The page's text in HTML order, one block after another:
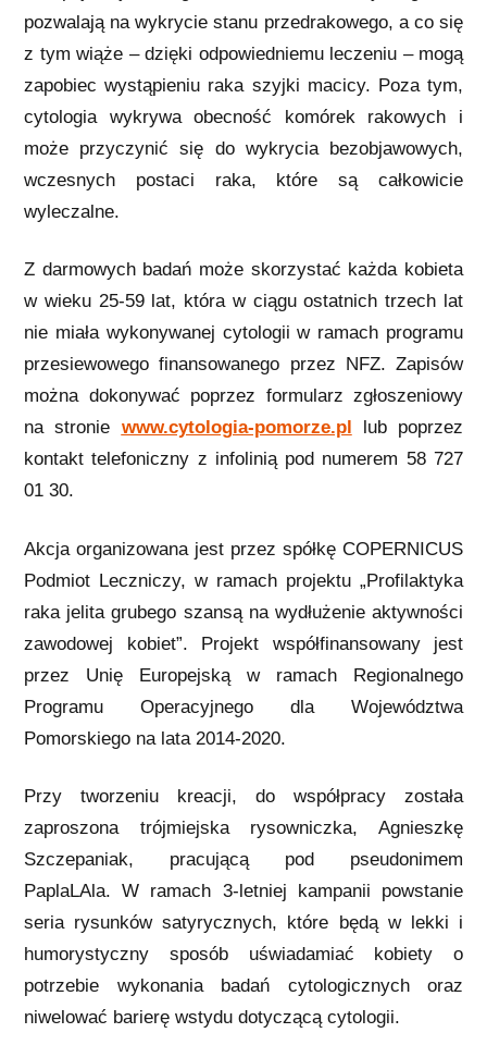
pozwalają na wykrycie stanu przedrakowego, a co się
z tym wiąże – dzięki odpowiedniemu leczeniu – mogą
zapobiec wystąpieniu raka szyjki macicy. Poza tym,
cytologia wykrywa obecność komórek rakowych i
może przyczynić się do wykrycia bezobjawowych,
wczesnych postaci raka, które są całkowicie
wyleczalne.
Z darmowych badań może skorzystać każda kobieta
w wieku 25-59 lat, która w ciągu ostatnich trzech lat
nie miała wykonywanej cytologii w ramach programu
przesiewowego finansowanego przez NFZ. Zapisów
można dokonywać poprzez formularz zgłoszeniowy
na stronie www.cytologia-pomorze.pl
lub poprzez
kontakt telefoniczny z infolinią pod numerem 58 727
01 30.
Akcja organizowana jest przez spółkę COPERNICUS
Podmiot Leczniczy, w ramach projektu „Profilaktyka
raka jelita grubego szansą na wydłużenie aktywności
zawodowej kobiet”. Projekt współfinansowany jest
przez Unię Europejską w ramach Regionalnego
Programu Operacyjnego dla Województwa
Pomorskiego na lata 2014-2020.
Przy tworzeniu kreacji, do współpracy została
zaproszona trójmiejska rysowniczka, Agnieszkę
Szczepaniak, pracującą pod pseudonimem
PaplaLAla. W ramach 3-letniej kampanii powstanie
seria rysunków satyrycznych, które będą w lekki i
humorystyczny sposób uświadamiać kobiety o
potrzebie wykonania badań cytologicznych oraz
niwelować barierę wstydu dotyczącą cytologii.